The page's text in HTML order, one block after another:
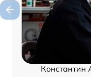
Константин